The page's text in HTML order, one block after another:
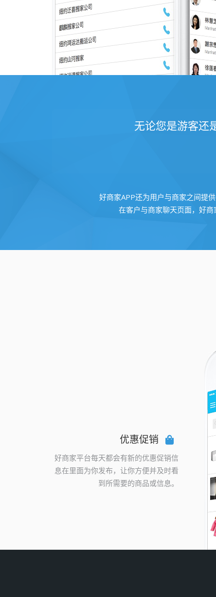
无论您是游客还
好商家APP还为用户与商家之间提
在客户与商家聊天页面，好
优惠促销
好商家平台每天都会有新的优惠促销信
息在里面为你发布，让你方便并及时看
到所需要的商品或信息。